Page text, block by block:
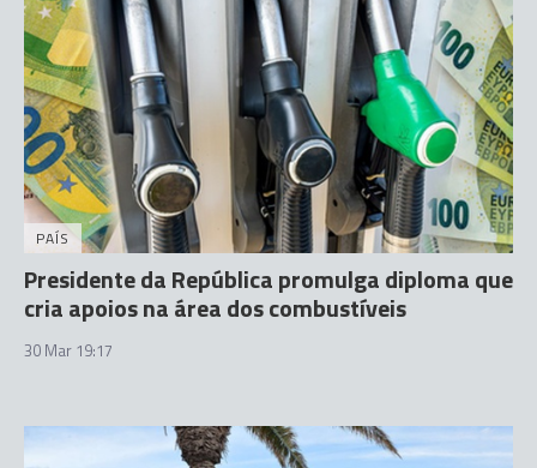
PAÍS
Presidente da República promulga diploma que
cria apoios na área dos combustíveis
30 Mar 19:17